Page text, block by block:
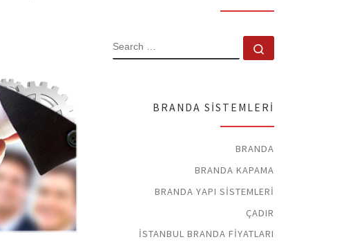
SEARCH
BRANDA SISTEMLERI
BRANDA
BRANDA KAPAMA
BRANDA YAPI SISTEMLERI
ÇADIR
İSTANBUL BRANDA FIYATLARI